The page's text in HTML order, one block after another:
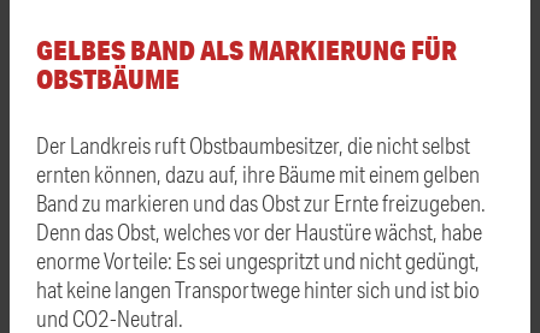
GELBES BAND ALS MARKIERUNG FÜR
OBSTBÄUME
Der Landkreis ruft Obstbaumbesitzer, die nicht selbst
ernten können, dazu auf, ihre Bäume mit einem gelben
Band zu markieren und das Obst zur Ernte freizugeben.
Denn das Obst, welches vor der Haustüre wächst, habe
enorme Vorteile: Es sei ungespritzt und nicht gedüngt,
hat keine langen Transportwege hinter sich und ist bio
und CO2-Neutral.